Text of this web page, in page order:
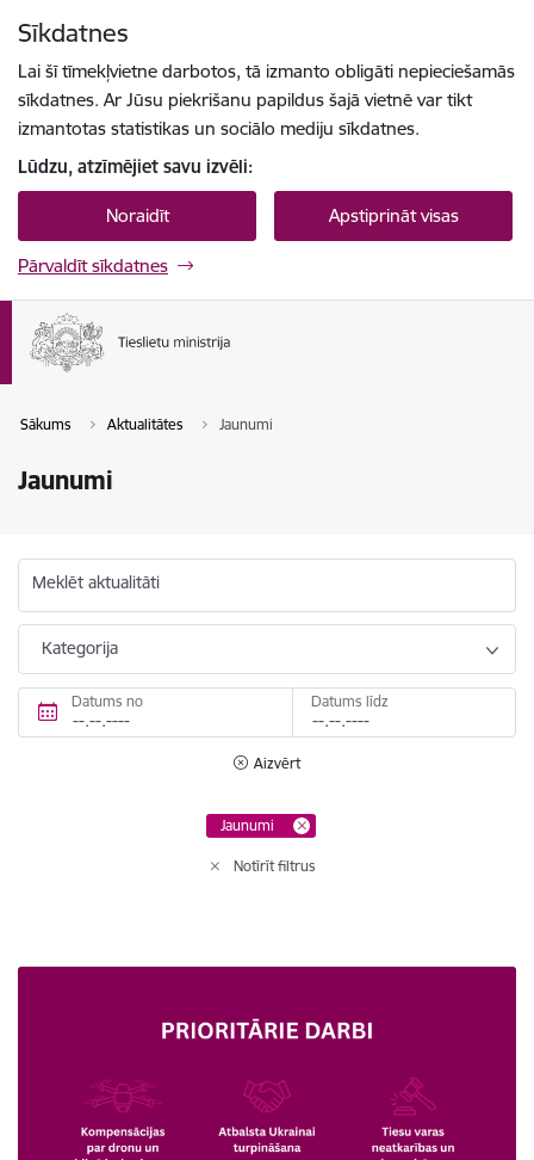
Sīkdatnes
Lai šī tīmekļvietne darbotos, tā izmanto obligāti nepieciešamās
sīkdatnes. Ar Jūsu piekrišanu papildus šajā vietnē var tikt
izmantotas statistikas un sociālo mediju sīkdatnes.
Lūdzu, atzīmējiet savu izvēli:
Noraidīt Apstiprināt visas
Pārvaldīt sīkdatnes
Sākums Aktualitātes Jaunumi
Jaunumi
Meklēt aktualitāti
Kategorija
Datums no Datums līdz
Aizvērt
Jaunumi
Notīrīt filtrus